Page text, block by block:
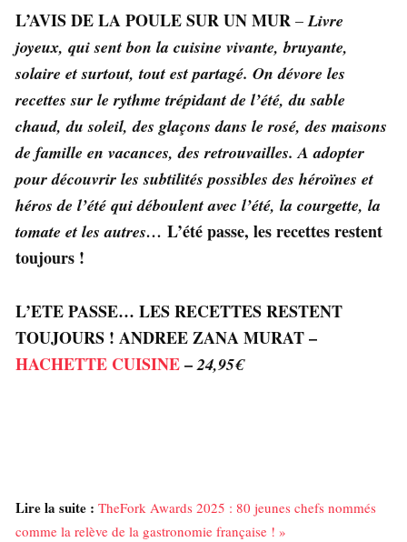
L’AVIS DE LA POULE SUR UN MUR –Livre
joyeux, qui sent bon la cuisine vivante, bruyante,
solaire et surtout, tout est partagé. On dévore les
recettes sur le rythme trépidant de l’été, du sable
chaud, du soleil, des glaçons dans le rosé, des maisons
de famille en vacances, des retrouvailles. A adopter
pour découvrir les subtilités possibles des héroïnes et
héros de l’été qui déboulent avec l’été, la courgette, la
tomate et les autres… L’été passe, les recettes restent
toujours !
L’ETE PASSE… LES RECETTES RESTENT
TOUJOURS ! ANDREE ZANA MURAT –
HACHETTE CUISINE–24,95€
Lire la suite : TheFork Awards 2025 : 80 jeunes chefs nommés
comme la relève de la gastronomie française ! »